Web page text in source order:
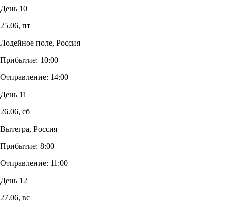
День 10
25.06, пт
Лодейное поле, Россия
Прибытие: 10:00
Отправление: 14:00
День 11
26.06, сб
Вытегра, Россия
Прибытие: 8:00
Отправление: 11:00
День 12
27.06, вс